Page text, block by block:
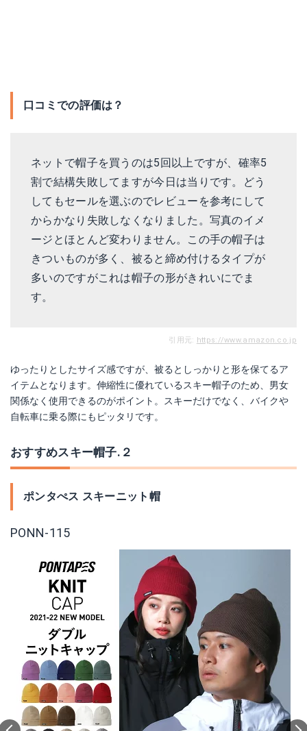
口コミでの評価は？
ネットで帽子を買うのは5回以上ですが、確率5
割で結構失敗してますが今日は当りです。どう
してもセールを選ぶのでレビューを参考にして
からかなり失敗しなくなりました。写真のイメ
ージとほとんど変わりません。この手の帽子は
きついものが多く、被ると締め付けるタイプが
多いのですがこれは帽子の形がきれいにでま
す。
引用元: https://www.amazon.co.jp
ゆったりとしたサイズ感ですが、被るとしっかりと形を保てるア
イテムとなります。伸縮性に優れているスキー帽子のため、男女
関係なく使用できるのがポイント。スキーだけでなく、バイクや
自転車に乗る際にもピッタリです。
おすすめスキー帽子.２
ポンタぺス スキーニット帽
PONN-115